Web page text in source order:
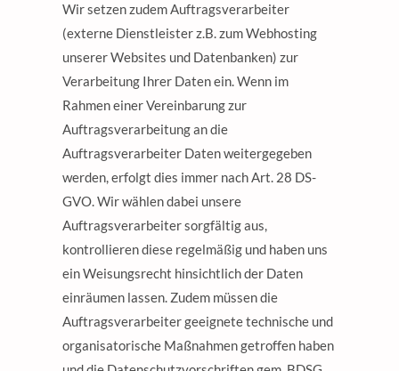
Wir setzen zudem Auftragsverarbeiter
(externe Dienstleister z.B. zum Webhosting
unserer Websites und Datenbanken) zur
Verarbeitung Ihrer Daten ein. Wenn im
Rahmen einer Vereinbarung zur
Auftragsverarbeitung an die
Auftragsverarbeiter Daten weitergegeben
werden, erfolgt dies immer nach Art. 28 DS-
GVO. Wir wählen dabei unsere
Auftragsverarbeiter sorgfältig aus,
kontrollieren diese regelmäßig und haben uns
ein Weisungsrecht hinsichtlich der Daten
einräumen lassen. Zudem müssen die
Auftragsverarbeiter geeignete technische und
organisatorische Maßnahmen getroffen haben